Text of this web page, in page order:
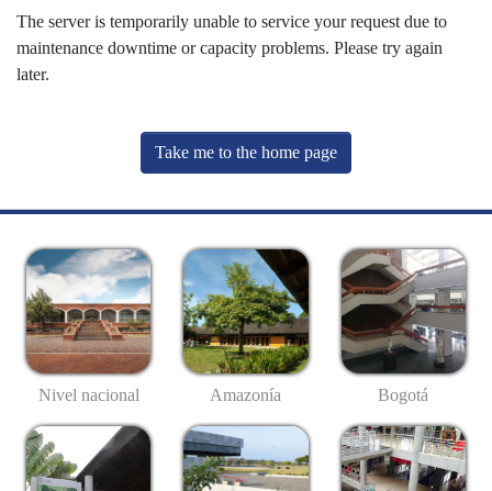
The server is temporarily unable to service your request due to
maintenance downtime or capacity problems. Please try again
later.
Take me to the home page
Nivel nacional Amazonía Bogotá